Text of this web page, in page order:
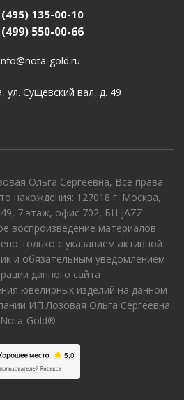
(495) 135-00-10
(499) 550-00-66
gold.ru
ул. Сущевский вал, д. 49
Ольга Сергеевна, Все права
нахождения: 127018 г. Москва,
7 этаж, офис 702, БЦ JAZZ
воспроизведение материалов
только с указанием активной
и обязательным уведомлением
данного сайта
ювелирных изделий на данном
ИП Лозовая Ольга Сергеевна.
Nota-Gold®